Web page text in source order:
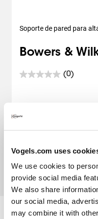
Vogels.com uses
We use cookies to
provide social media
We also share
our social media,
may combine it with
Soporte de pared para
Bowers &
(0)
0.0